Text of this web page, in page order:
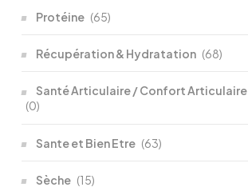
Protéine (65)
Récupération & Hydratation (68)
Santé Articulaire / Confort Articulaire
(0)
Sante et Bien Etre (63)
Sèche (15)